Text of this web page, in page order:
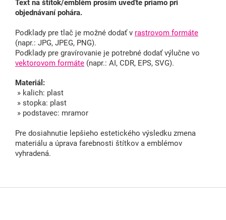
Text na štítok/emblém prosím uveďte priamo pri
objednávaní pohára.
Podklady pre tlač je možné dodať v rastrovom formáte
(napr.: JPG, JPEG, PNG).
Podklady pre gravírovanie je potrebné dodať výlučne vo
vektorovom formáte (napr.: AI, CDR, EPS, SVG).
Materiál:
» kalich: plast
» stopka: plast
» podstavec: mramor
Pre dosiahnutie lepšieho estetického výsledku zmena
materiálu a úprava farebnosti štítkov a emblémov
vyhradená.